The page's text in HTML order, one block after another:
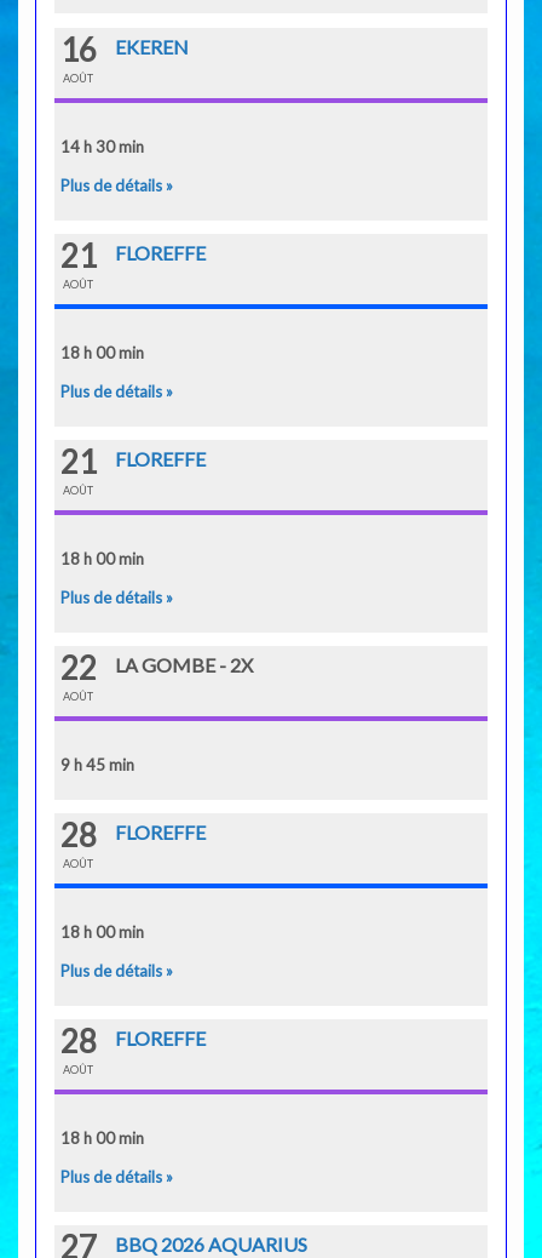
16
AOÛT
EKEREN
14 h 30 min
Plus de détails »
21
AOÛT
FLOREFFE
18 h 00 min
Plus de détails »
21
AOÛT
FLOREFFE
18 h 00 min
Plus de détails »
22
AOÛT
LA GOMBE - 2X
9 h 45 min
28
AOÛT
FLOREFFE
18 h 00 min
Plus de détails »
28
AOÛT
FLOREFFE
18 h 00 min
Plus de détails »
27 BBQ 2026 AQUARIUS